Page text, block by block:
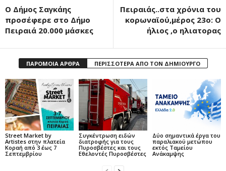
O Δήμος Σαγκάης
προσέφερε στο Δήμο
Πειραιά 20.000 μάσκες
Πειραιάς..στα χρόνια του
κορωναϊού,μέρος 23ο: O
ήλιος ,o ηλιατορας
ΠΑΡΟΜΟΙΑ ΑΡΘΡΑ ΠΕΡΙΣΣΟΤΕΡΑ ΑΠΟ ΤΟΝ ΔΗΜΙΟΥΡΓΟ
Street Market by
Artistes στην πλατεία
Κοραή από 3 έως 7
Σεπτεμβρίου
Συγκέντρωση ειδών
διατροφής για τους
Πυροσβέστες και τους
Εθελοντές Πυροσβέστες
Δύο σημαντικά έργα του
παραλιακού μετώπου
εκτός Ταμείου
Ανάκαμψης